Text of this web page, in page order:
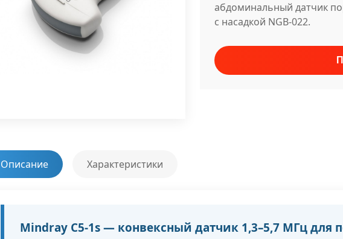
абдоминальный датчик
с насадкой NGB-022.
Описание Характеристики
Mindray C5-1s — конвексный датчик 1,3–5,7 МГц для